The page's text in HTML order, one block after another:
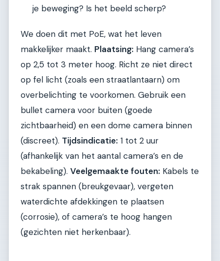
je beweging? Is het beeld scherp?
We doen dit met PoE, wat het leven
makkelijker maakt. Plaatsing: Hang camera’s
op 2,5 tot 3 meter hoog. Richt ze niet direct
op fel licht (zoals een straatlantaarn) om
overbelichting te voorkomen. Gebruik een
bullet camera voor buiten (goede
zichtbaarheid) en een dome camera binnen
(discreet). Tijdsindicatie: 1 tot 2 uur
(afhankelijk van het aantal camera’s en de
bekabeling). Veelgemaakte fouten: Kabels te
strak spannen (breukgevaar), vergeten
waterdichte afdekkingen te plaatsen
(corrosie), of camera’s te hoog hangen
(gezichten niet herkenbaar).